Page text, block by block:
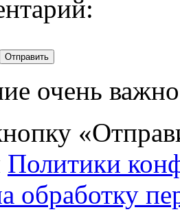
Отправить
очень
Политики
обработку